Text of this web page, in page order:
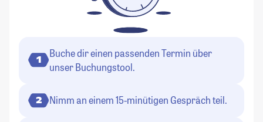
1
Buche dir einen passenden Termin über
unser Buchungstool.
2 Nimm an einem 15-minütigen Gespräch teil.